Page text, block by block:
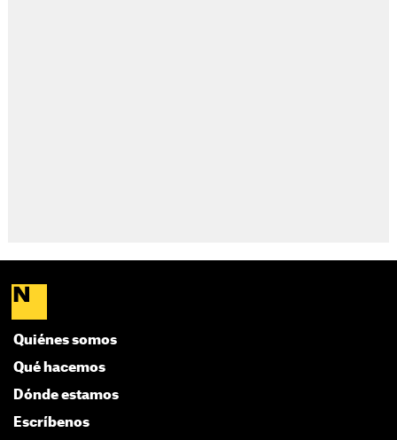
Quiénes somos
Qué hacemos
Dónde estamos
Escríbenos